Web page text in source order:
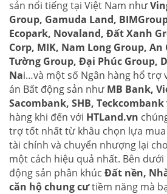
sản nổi tiếng tại Việt Nam như
Group, Gamuda Land,
Ecopark, Novaland, Đất Xanh
Corp, MIK, Nam Long Group, An
Tường Group, Đại Phúc Group,
Nai…và một số Ngân hàng hổ trợ
án Bất động sản như MB Bank,
Sacombank, SHB, Teckcombank
hàng khi đến với HTLand.vn
trợ tốt nhất từ khâu chọn lựa mua
tài chính và chuyển nhượng lại
một cách hiệu quả nhất. Bên
động sản phân khúc Đất nền,
căn hộ chung cưtiềm năng mà